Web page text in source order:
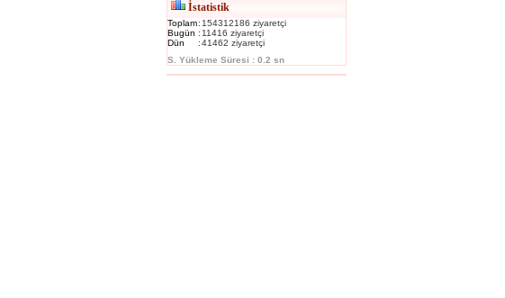
İstatistik
Toplam: 154312186 ziyaretçi
Bugün : 11416 ziyaretçi
Dün
:41462 ziyaretçi
S. Yükleme Süresi : 0.2 sn